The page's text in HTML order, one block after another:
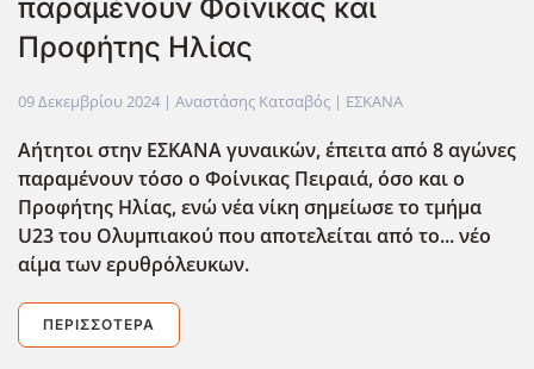
παραμένουν Φοίνικας και
Προφήτης Ηλίας
09 Δεκεμβρίου 2024 | Αναστάσης Κατσαβός | ΕΣΚΑΝΑ
Αήτητοι στην ΕΣΚΑΝΑ γυναικών, έπειτα από 8 αγώνες
παραμένουν τόσο ο Φοίνικας Πειραιά, όσο και ο
Προφήτης Ηλίας, ενώ νέα νίκη σημείωσε το τμήμα
U23 του Ολυμπιακού που αποτελείται από το... νέο
αίμα των ερυθρόλευκων.
ΠΕΡΙΣΣΌΤΕΡΑ